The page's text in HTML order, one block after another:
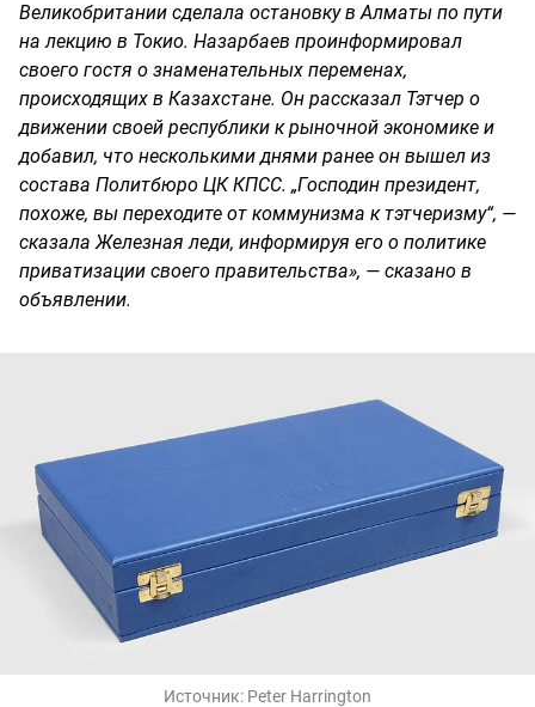
Великобритании сделала остановку в Алматы по пути
на лекцию в Токио. Назарбаев проинформировал
своего гостя о знаменательных переменах,
происходящих в Казахстане. Он рассказал Тэтчер о
движении своей республики к рыночной экономике и
добавил, что несколькими днями ранее он вышел из
состава Политбюро ЦК КПСС. „Господин президент,
похоже, вы переходите от коммунизма к тэтчеризму“, —
сказала Железная леди, информируя его о политике
приватизации своего правительства», — сказано в
объявлении.
Источник: Peter Harrington